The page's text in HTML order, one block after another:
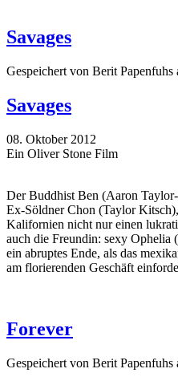
Savages
Gespeichert von Berit Papenfuhs
Savages
08. Oktober 2012
Ein Oliver Stone Film
Der Buddhist Ben (Aaron
Ex-Söldner Chon (Taylor
Kalifornien nicht nur einen
auch die Freundin: sexy
ein abruptes Ende, als das
am florierenden Geschäft
Forever
Gespeichert von Berit Papenfuhs